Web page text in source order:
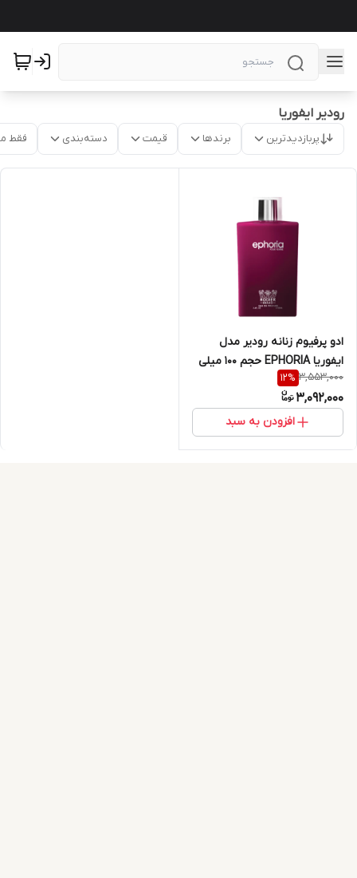
رودیر ایفوریا
پربازدیدترین برندها قیمت دسته‌بندی فقط
ادو پرفیوم زنانه رودیر مدل
ایفوریا EPHORIA حجم 100 میلی
لیتر
3,553,000
12%
3,092,000
افزودن به سبد